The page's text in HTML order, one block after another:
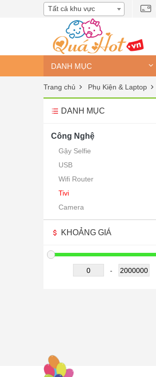
Tất cả khu vực
DANH MỤC
Trang chủ Phụ Kiện & Laptop
DANH MỤC
Công Nghệ
Gậy Selfie
USB
Wifi Router
Tivi
Camera
KHOẢNG GIÁ
-